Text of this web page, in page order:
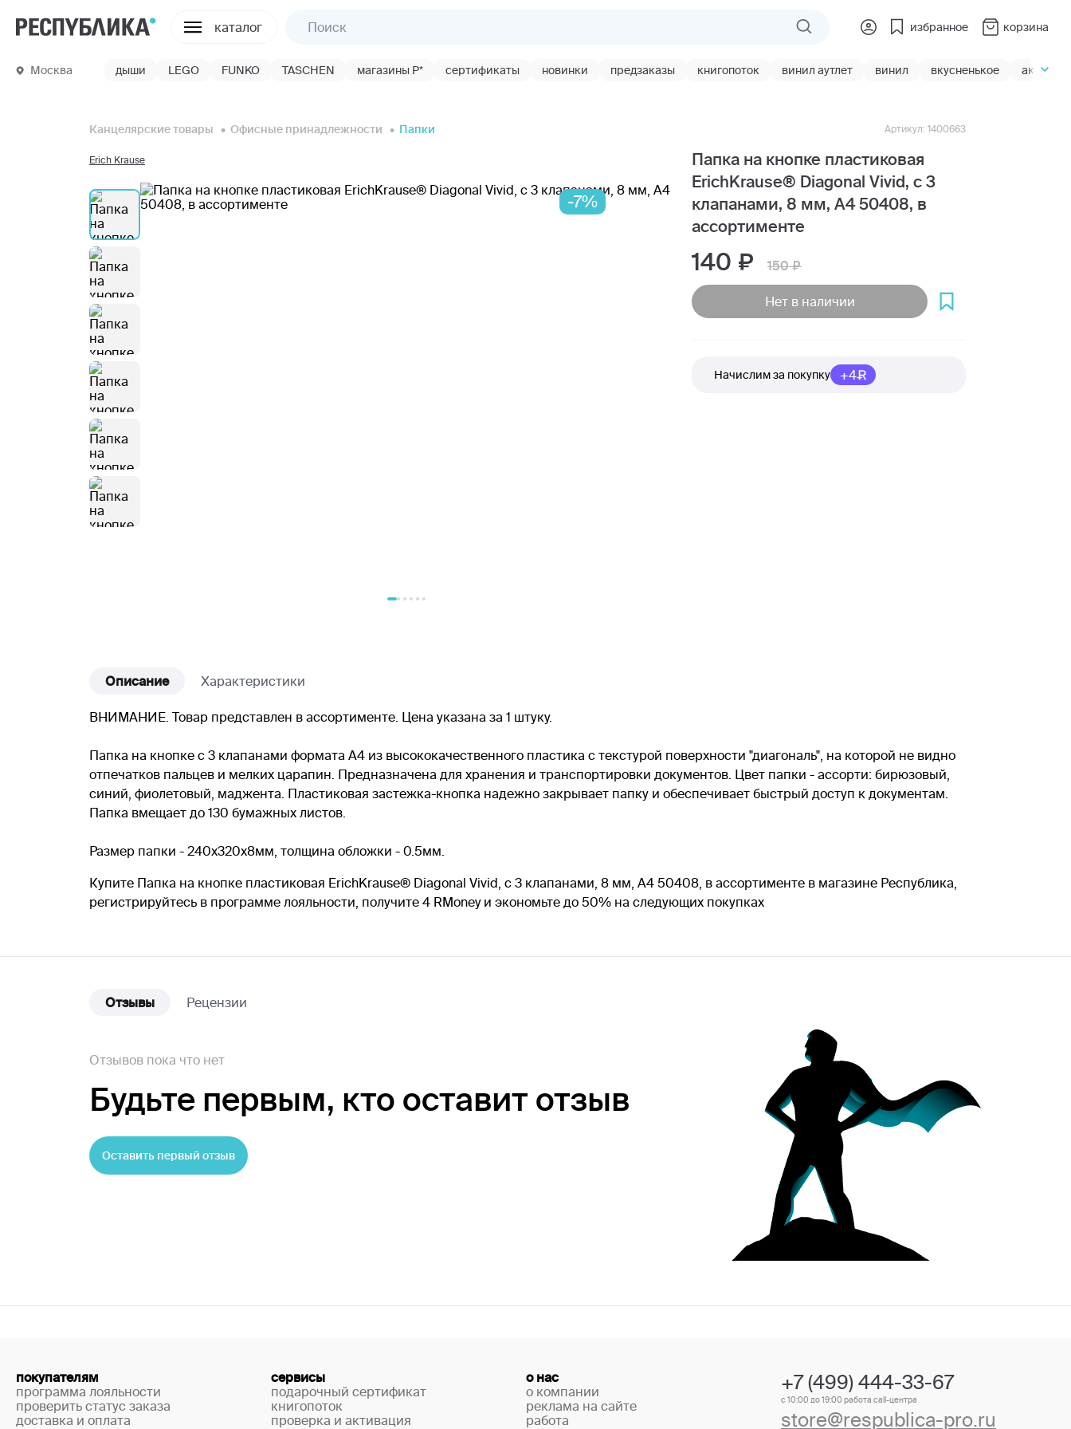
каталог избранное корзина
Москва дыши LEGO FUNKO TASCHEN магазины Р* сертификаты новинки предзаказы книгопоток винил аутлет винил вкусненькое акции
Канцелярские товары Офисные принадлежности Папки
-7%
Erich Krause
Папка на кнопке пластиковая
ErichKrause® Diagonal Vivid, с 3
клапанами, 8 мм, A4 50408, в
ассортименте
Артикул: 1400663
140 150
Нет в наличии
Начислим за покупку +4
Описание Характеристики
ВНИМАНИЕ. Товар представлен в ассортименте. Цена указана за 1 штуку.
Папка на кнопке с 3 клапанами формата А4 из высококачественного пластика с текстурой поверхности "диагональ", на которой не видно
отпечатков пальцев и мелких царапин. Предназначена для хранения и транспортировки документов. Цвет папки - ассорти: бирюзовый,
синий, фиолетовый, маджента. Пластиковая застежка-кнопка надежно закрывает папку и обеспечивает быстрый доступ к документам.
Папка вмещает до 130 бумажных листов.
Размер папки - 240х320х8мм, толщина обложки - 0.5мм.
Купите Папка на кнопке пластиковая ErichKrause® Diagonal Vivid, с 3 клапанами, 8 мм, A4 50408, в ассортименте в магазине Республика,
регистрируйтесь в программе лояльности, получите 4 RMoney и экономьте до 50% на следующих покупках
Отзывы Рецензии
Отзывов пока что нет
Будьте первым, кто оставит отзыв
Оставить первый отзыв
покупателям
программа лояльности
проверить статус заказа
доставка и оплата
сервисы
подарочный сертификат
книгопоток
проверка и активация
о нас
о компании
реклама на сайте
работа
+7 (499) 444-33-67
с 10:00 до 19:00 работа call-центра
store@respublica-pro.ru